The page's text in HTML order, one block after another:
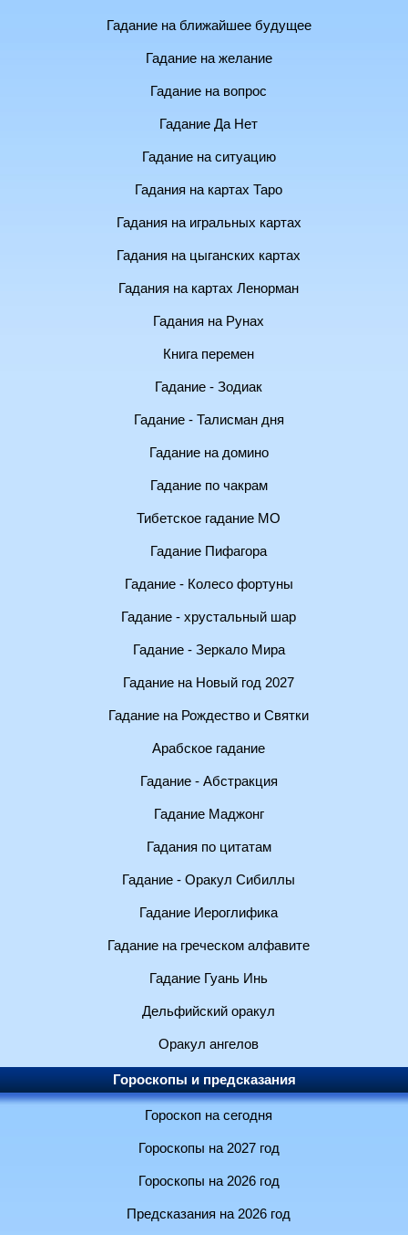
Гадание на ближайшее будущее
Гадание на желание
Гадание на вопрос
Гадание Да Нет
Гадание на ситуацию
Гадания на картах Таро
Гадания на игральных картах
Гадания на цыганских картах
Гадания на картах Ленорман
Гадания на Рунах
Книга перемен
Гадание - Зодиак
Гадание - Талисман дня
Гадание на домино
Гадание по чакрам
Тибетское гадание МО
Гадание Пифагора
Гадание - Колесо фортуны
Гадание - хрустальный шар
Гадание - Зеркало Мира
Гадание на Новый год 2027
Гадание на Рождество и Святки
Арабское гадание
Гадание - Абстракция
Гадание Маджонг
Гадания по цитатам
Гадание - Оракул Сибиллы
Гадание Иероглифика
Гадание на греческом алфавите
Гадание Гуань Инь
Дельфийский оракул
Оракул ангелов
Гороскопы и предсказания
Гороскоп на сегодня
Гороскопы на 2027 год
Гороскопы на 2026 год
Предсказания на 2026 год